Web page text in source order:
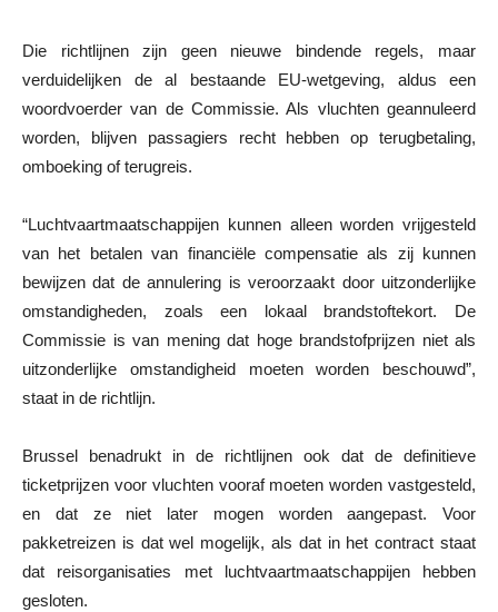
Die richtlijnen zijn geen nieuwe bindende regels, maar
verduidelijken de al bestaande EU-wetgeving, aldus een
woordvoerder van de Commissie. Als vluchten geannuleerd
worden, blijven passagiers recht hebben op terugbetaling,
omboeking of terugreis.
“Luchtvaartmaatschappijen kunnen alleen worden vrijgesteld
van het betalen van financiële compensatie als zij kunnen
bewijzen dat de annulering is veroorzaakt door uitzonderlijke
omstandigheden, zoals een lokaal brandstoftekort. De
Commissie is van mening dat hoge brandstofprijzen niet als
uitzonderlijke omstandigheid moeten worden beschouwd”,
staat in de richtlijn.
Brussel benadrukt in de richtlijnen ook dat de definitieve
ticketprijzen voor vluchten vooraf moeten worden vastgesteld,
en dat ze niet later mogen worden aangepast. Voor
pakketreizen is dat wel mogelijk, als dat in het contract staat
dat reisorganisaties met luchtvaartmaatschappijen hebben
gesloten.